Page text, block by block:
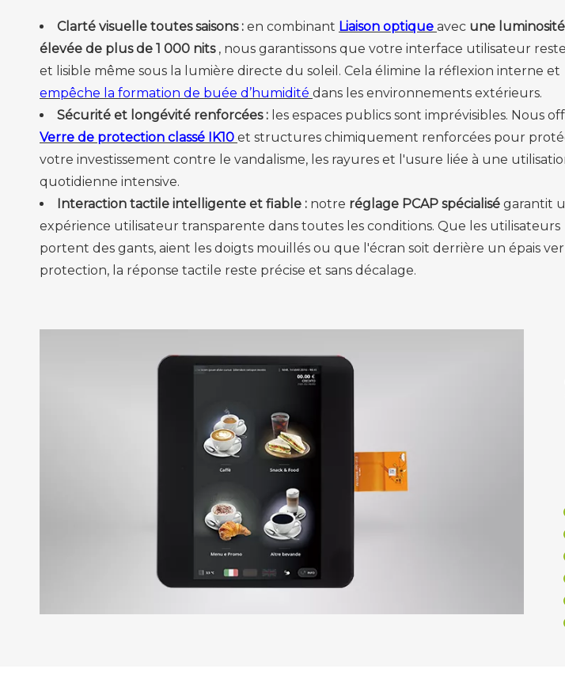
Clarté visuelle toutes saisons : en combinant Liaison optique avec une luminosité
élevée de plus de 1 000 nits , nous garantissons que votre interface utilisateur
et lisible même sous la lumière directe du soleil. Cela élimine la réflexion interne et
empêche la formation de buée d’humidité dans les environnements extérieurs.
Sécurité et longévité renforcées : les espaces publics sont imprévisibles. Nous
Verre de protection classé IK10 et structures chimiquement renforcées pour
votre investissement contre le vandalisme, les rayures et l'usure liée à une
quotidienne intensive.
Interaction tactile intelligente et fiable : notre réglage PCAP spécialisé garantit
expérience utilisateur transparente dans toutes les conditions. Que les utilisateurs
portent des gants, aient les doigts mouillés ou que l'écran soit derrière un épais
protection, la réponse tactile reste précise et sans décalage.